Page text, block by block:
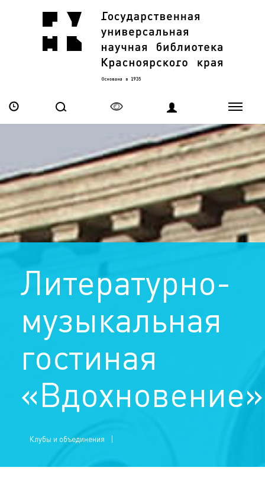
Литературно-
музыкальная
гостиная
«Вдохновение»
Клубы и объединения